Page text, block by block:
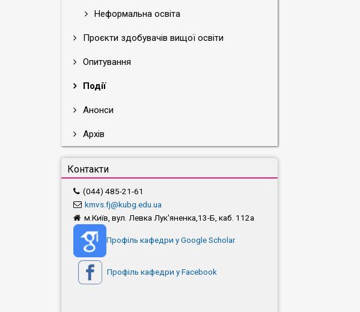
Неформальна освіта
Проєкти здобувачів вищої освіти
Опитування
Події
Анонси
Архів
Контакти
(044) 485-21-61
kmvs.fj@kubg.edu.ua
м.Київ, вул. Левка Лук'яненка,13-Б, каб. 112а
Профіль кафедри у Google Scholar
Профіль кафедри у Facebook